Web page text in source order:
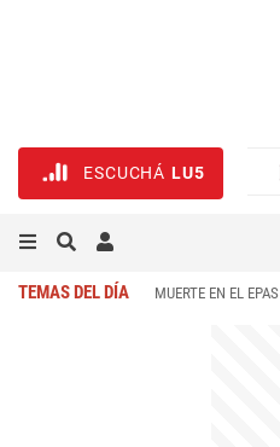
ESCUCHÁ LU5
TEMAS DEL DÍA MUERTE EN EL EPAS